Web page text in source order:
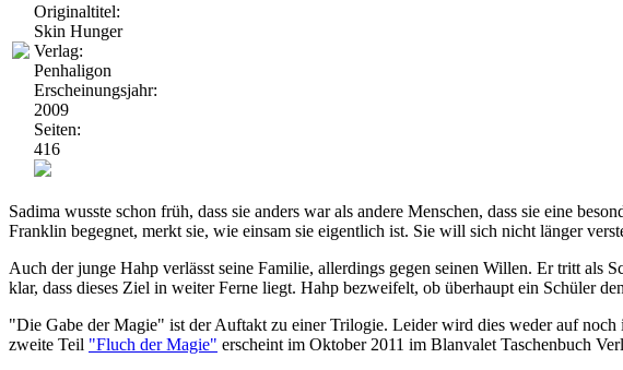
Originaltitel:
Skin Hunger
Verlag:
Penhaligon
Erscheinungsjahr:
2009
Seiten:
416
Sadima wusste schon früh, dass sie anders war als andere Menschen, dass sie eine
Franklin begegnet, merkt sie, wie einsam sie eigentlich ist. Sie will sich nicht länger
Auch der junge Hahp verlässt seine Familie, allerdings gegen seinen Willen. Er tritt als
klar, dass dieses Ziel in weiter Ferne liegt. Hahp bezweifelt, ob überhaupt ein Schüler
"Die Gabe der Magie" ist der Auftakt zu einer Trilogie. Leider wird dies weder auf
zweite Teil "Fluch der Magie" erscheint im Oktober 2011 im Blanvalet Taschenbuch